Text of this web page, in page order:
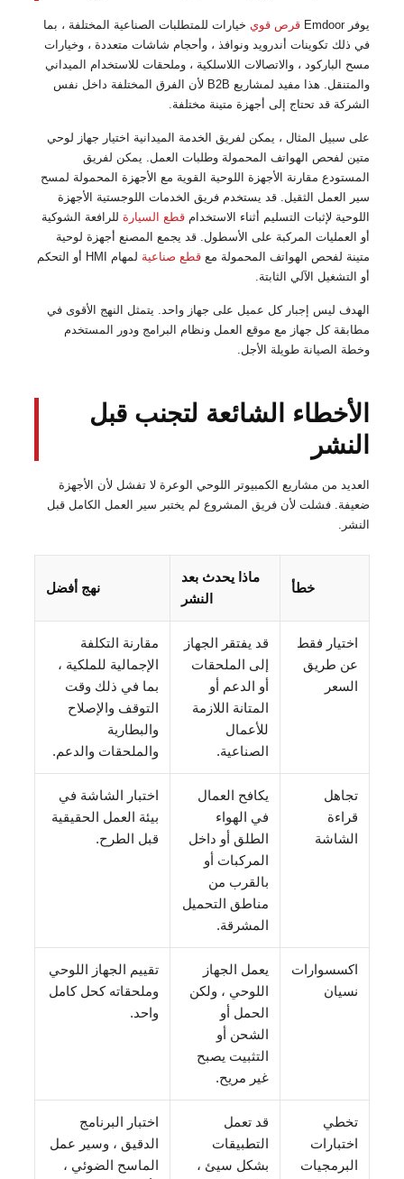
يوفر Emdoor قرص قوي خيارات للمتطلبات الصناعية المختلفة ، بما
في ذلك تكوينات أندرويد ونوافذ ، وأحجام شاشات متعددة ، وخيارات
مسح الباركود ، والاتصالات اللاسلكية ، وملحقات للاستخدام الميداني
والمتنقل. هذا مفيد لمشاريع B2B لأن الفرق المختلفة داخل نفس
الشركة قد تحتاج إلى أجهزة متينة مختلفة.
على سبيل المثال ، يمكن لفريق الخدمة الميدانية اختيار جهاز لوحي
متين لفحص الهواتف المحمولة وطلبات العمل. يمكن لفريق
المستودع مقارنة الأجهزة اللوحية القوية مع الأجهزة المحمولة لمسح
سير العمل الثقيل. قد يستخدم فريق الخدمات اللوجستية الأجهزة
اللوحية لإثبات التسليم أثناء الاستخدام قطع السيارة للرافعة الشوكية
أو العمليات المركبة على الأسطول. قد يجمع المصنع أجهزة لوحية
متينة لفحص الهواتف المحمولة مع قطع صناعية
لمهام HMI أو التحكم
أو التشغيل الآلي الثابتة.
الهدف ليس إجبار كل عميل على جهاز واحد. يتمثل النهج الأقوى في
مطابقة كل جهاز مع موقع العمل ونظام البرامج ودور المستخدم
وخطة الصيانة طويلة الأجل.
الأخطاء الشائعة لتجنب قبل
النشر
العديد من مشاريع الكمبيوتر اللوحي الوعرة لا تفشل لأن الأجهزة
ضعيفة. فشلت لأن فريق المشروع لم يختبر سير العمل الكامل قبل
النشر.
خطأ
ماذا يحدث بعد
النشر
نهج أفضل
اختيار فقط
عن طريق
السعر
قد يفتقر الجهاز
إلى الملحقات
أو الدعم أو
المتانة اللازمة
للأعمال
الصناعية.
مقارنة التكلفة
الإجمالية للملكية ،
بما في ذلك وقت
التوقف والإصلاح
والبطارية
والملحقات والدعم.
تجاهل
قراءة
الشاشة
يكافح العمال
في الهواء
الطلق أو داخل
المركبات أو
بالقرب من
مناطق التحميل
المشرقة.
اختبار الشاشة في
بيئة العمل الحقيقية
قبل الطرح.
اكسسوارات
نسيان
يعمل الجهاز
اللوحي ، ولكن
الحمل أو
الشحن أو
التثبيت يصبح
غير مريح.
تقييم الجهاز اللوحي
وملحقاته كحل كامل
واحد.
تخطي
اختبارات
البرمجيات
قد تعمل
التطبيقات
بشكل سيئ ،
اختبار البرنامج
الدقيق ، وسير عمل
الماسح الضوئي ،